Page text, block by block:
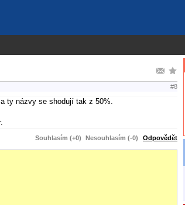
#8
ty názvy se shodují tak z 50%.
Souhlasím (+0) Nesouhlasím (-0) Odpovědět